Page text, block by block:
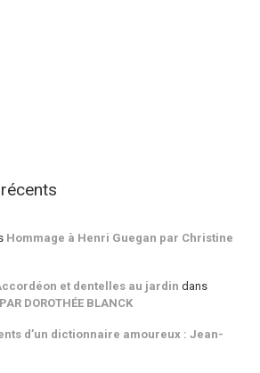
Hommage à Henri Guegan par Christine
et dentelles au jardin dans
DOROTHÉE BLANCK
d’un dictionnaire amoureux : Jean-